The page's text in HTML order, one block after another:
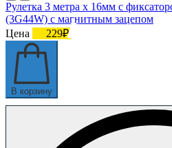
Рулетка 3 метра х 16мм с
(3G44W) с магнитным зацепом
Цена
229₽
В корзину